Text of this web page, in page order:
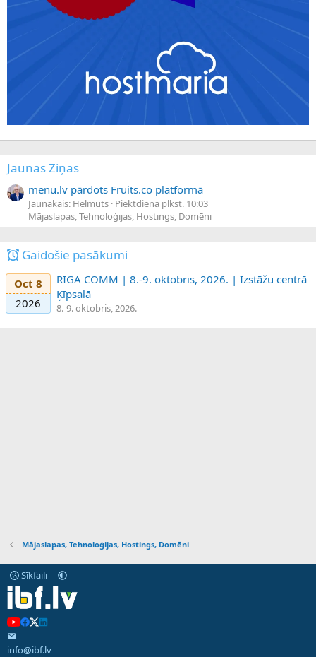
Jaunas Ziņas
menu.lv pārdots Fruits.co platformā
Jaunākais: Helmuts Piektdiena plkst. 10:03
Mājaslapas, Tehnoloģijas, Hostings, Domēni
Gaidošie pasākumi
Oct 8
2026
RIGA COMM | 8.-9. oktobris, 2026. | Izstāžu centrā
Ķīpsalā
8.-9. oktobris, 2026.
Mājaslapas, Tehnoloģijas, Hostings, Domēni
Sīkfaili
info@ibf.lv